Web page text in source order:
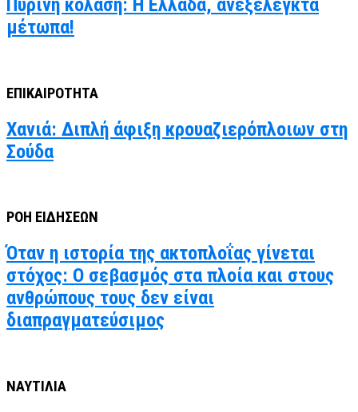
Πύρινη κόλαση: Η Ελλάδα, ανεξέλεγκτα
μέτωπα!
ΕΠΙΚΑΙΡΟΤΗΤΑ
Χανιά: Διπλή άφιξη κρουαζιερόπλοιων στη
Σούδα
ΡΟΗ ΕΙΔΗΣΕΩΝ
Όταν η ιστορία της ακτοπλοΐας γίνεται
στόχος: Ο σεβασμός στα πλοία και στους
ανθρώπους τους δεν είναι
διαπραγματεύσιμος
ΝΑΥΤΙΛΙΑ